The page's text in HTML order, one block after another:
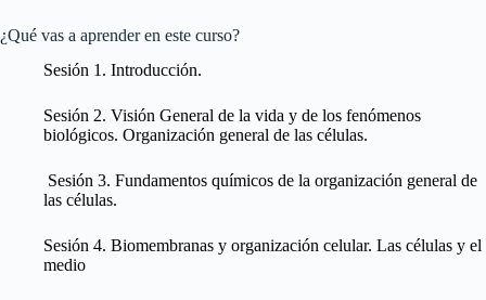
¿Qué vas a aprender en este curso?
Sesión 1. Introducción.
Sesión 2. Visión General de la vida y de los fenómenos
biológicos. Organización general de las células.
Sesión 3. Fundamentos químicos de la organización general de
las células.
Sesión 4. Biomembranas y organización celular. Las células y el
medio